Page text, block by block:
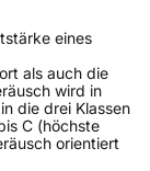
eines
als auch die
wird in
die drei Klassen
C (höchste
orientiert